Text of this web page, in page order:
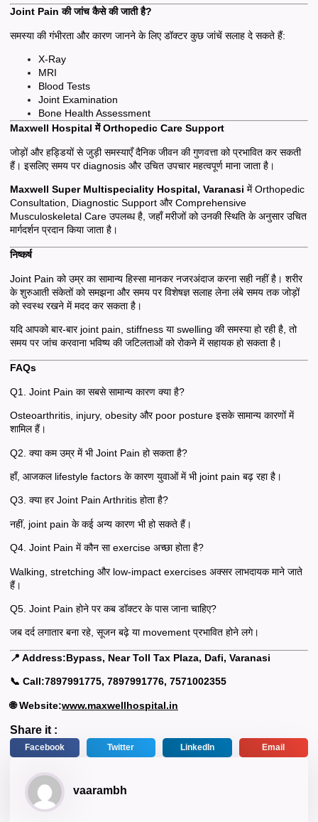
Joint Pain की जांच कैसे की जाती है?
समस्या की गंभीरता और कारण जानने के लिए डॉक्टर कुछ जांचें सलाह दे सकते हैं:
X-Ray
MRI
Blood Tests
Joint Examination
Bone Health Assessment
Maxwell Hospital में Orthopedic Care Support
जोड़ों और हड्डियों से जुड़ी समस्याएँ दैनिक जीवन की गुणवत्ता को प्रभावित कर सकती
हैं। इसलिए समय पर diagnosis और उचित उपचार महत्वपूर्ण माना जाता है।
Maxwell Super Multispeciality Hospital, Varanasi में Orthopedic
Consultation, Diagnostic Support और Comprehensive
Musculoskeletal Care उपलब्ध है, जहाँ मरीजों को उनकी स्थिति के अनुसार उचित
मार्गदर्शन प्रदान किया जाता है।
निष्कर्ष
Joint Pain को उम्र का सामान्य हिस्सा मानकर नजरअंदाज करना सही नहीं है। शरीर
के शुरुआती संकेतों को समझना और समय पर विशेषज्ञ सलाह लेना लंबे समय तक जोड़ों
को स्वस्थ रखने में मदद कर सकता है।
यदि आपको बार-बार joint pain, stiffness या swelling की समस्या हो रही है, तो
समय पर जांच करवाना भविष्य की जटिलताओं को रोकने में सहायक हो सकता है।
FAQs
Q1. Joint Pain का सबसे सामान्य कारण क्या है?
Osteoarthritis, injury, obesity और poor posture इसके सामान्य कारणों में
शामिल हैं।
Q2. क्या कम उम्र में भी Joint Pain हो सकता है?
हाँ, आजकल lifestyle factors के कारण युवाओं में भी joint pain बढ़ रहा है।
Q3. क्या हर Joint Pain Arthritis होता है?
नहीं, joint pain के कई अन्य कारण भी हो सकते हैं।
Q4. Joint Pain में कौन सा exercise अच्छा होता है?
Walking, stretching और low-impact exercises अक्सर लाभदायक माने जाते
हैं।
Q5. Joint Pain होने पर कब डॉक्टर के पास जाना चाहिए?
जब दर्द लगातार बना रहे, सूजन बढ़े या movement प्रभावित होने लगे।
📍 Address:Bypass, Near Toll Tax Plaza, Dafi, Varanasi
📞 Call:7897991775, 7897991776, 7571002355
🌐 Website:www.maxwellhospital.in
Share it :
Facebook Twitter LinkedIn Email
vaarambh